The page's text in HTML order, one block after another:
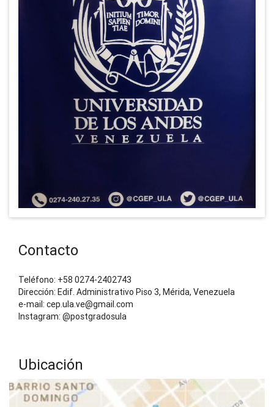
Contacto
Teléfono: +58 0274-2402743
Dirección: Edif. Administrativo Piso 3, Mérida, Venezuela
e-mail: cep.ula.ve@gmail.com
Instagram: @postgradosula
Ubicación